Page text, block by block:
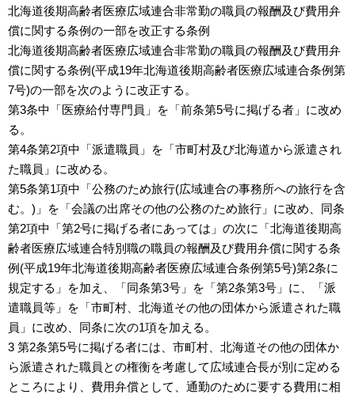
北海道後期高齢者医療広域連合非常勤の職員の報酬及び費用弁
償に関する条例の一部を改正する条例
北海道後期高齢者医療広域連合非常勤の職員の報酬及び費用弁
償に関する条例(平成19年北海道後期高齢者医療広域連合条例第
7号)の一部を次のように改正する。
第3条中「医療給付専門員」を「前条第5号に掲げる者」に改め
る。
第4条第2項中「派遣職員」を「市町村及び北海道から派遣され
た職員」に改める。
第5条第1項中「公務のため旅行(広域連合の事務所への旅行を含
む。)」を「会議の出席その他の公務のため旅行」に改め、同条
第2項中「第2号に掲げる者にあっては」の次に「北海道後期高
齢者医療広域連合特別職の職員の報酬及び費用弁償に関する条
例(平成19年北海道後期高齢者医療広域連合条例第5号)第2条に
規定する」を加え、「同条第3号」を「第2条第3号」に、「派
遣職員等」を「市町村、北海道その他の団体から派遣された職
員」に改め、同条に次の1項を加える。
3 第2条第5号に掲げる者には、市町村、北海道その他の団体か
ら派遣された職員との権衡を考慮して広域連合長が別に定める
ところにより、費用弁償として、通勤のために要する費用に相